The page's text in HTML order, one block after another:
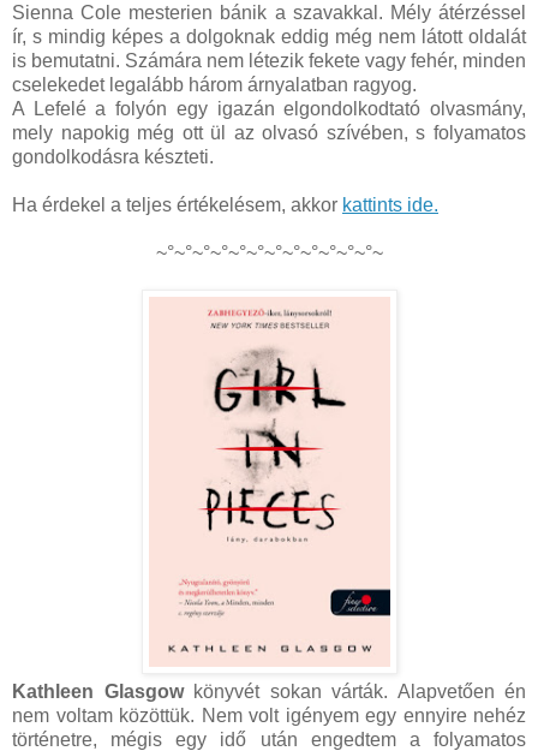
Sienna Cole mesterien bánik a szavakkal. Mély átérzéssel
ír, s mindig képes a dolgoknak eddig még nem látott oldalát
is bemutatni. Számára nem létezik fekete vagy fehér, minden
cselekedet legalább három árnyalatban ragyog.
A Lefelé a folyón egy igazán elgondolkodtató olvasmány,
mely napokig még ott ül az olvasó szívében, s folyamatos
gondolkodásra készteti.
Ha érdekel a teljes értékelésem, akkor kattints ide.
~°~°~°~°~°~°~°~°~°~°~°~°~
Kathleen Glasgowkönyvét sokan várták. Alapvetően én
nem voltam közöttük. Nem volt igényem egy ennyire nehéz
történetre, mégis egy idő után engedtem a folyamatos